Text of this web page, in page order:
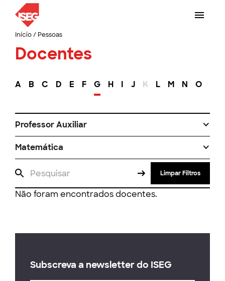
Início/ Pessoas
Docentes
A B C D E F G H I J K L M N O
Professor Auxiliar
Matemática
Limpar Filtros
Não foram encontrados docentes.
Subscreva a newsletter do ISEG